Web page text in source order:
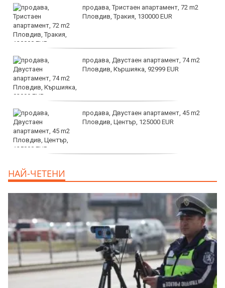
продава, Тристаен апартамент, 72 m2
Пловдив, Тракия, 130000 EUR
продава, Двустаен апартамент, 74 m2
Пловдив, Кършияка, 92999 EUR
продава, Двустаен апартамент, 45 m2
Пловдив, Център, 125000 EUR
НАЙ-ЧЕТЕНИ